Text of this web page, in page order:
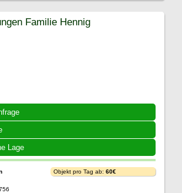
Lage
Familie Hennig
Objekt pro Tag ab: 60€